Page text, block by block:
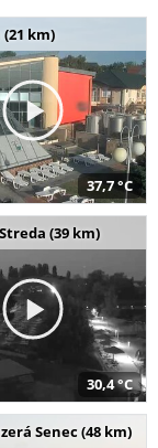
km)
37,7 °C
(39 km)
30,4 °C
Senec (48 km)